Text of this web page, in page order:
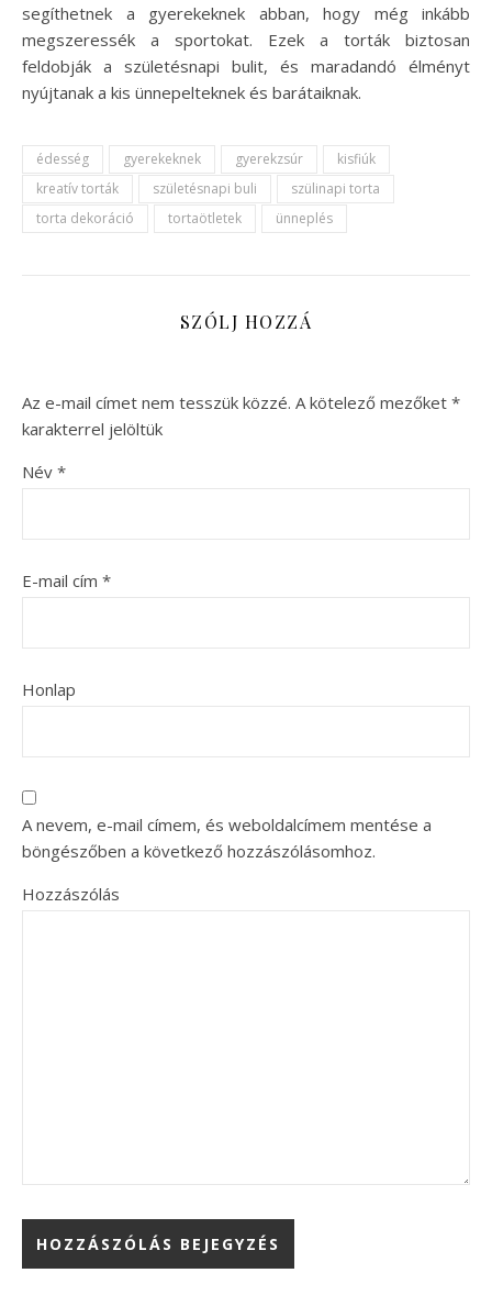
segíthetnek a gyerekeknek abban, hogy még inkább
megszeressék a sportokat. Ezek a torták biztosan
feldobják a születésnapi bulit, és maradandó élményt
nyújtanak a kis ünnepelteknek és barátaiknak.
édesség gyerekeknek gyerekzsúr
kisfiúk
kreatív torták
születésnapi buli
szülinapi torta
torta dekoráció
tortaötletek ünneplés
SZÓLJ HOZZÁ
Az e-mail címet nem tesszük közzé. A kötelező mezőket *
karakterrel jelöltük
Név *
E-mail cím *
Honlap
A nevem, e-mail címem, és weboldalcímem mentése a
böngészőben a következő hozzászólásomhoz.
Hozzászólás